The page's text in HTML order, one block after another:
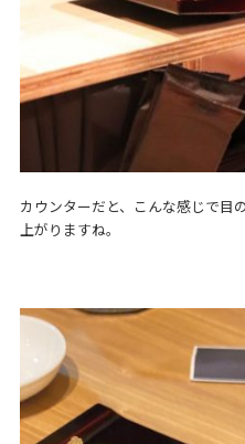
カウンターだと、こんな感じで目
上がりますね。